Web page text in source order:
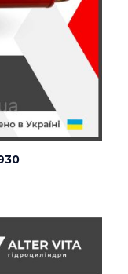
сайту в цьому